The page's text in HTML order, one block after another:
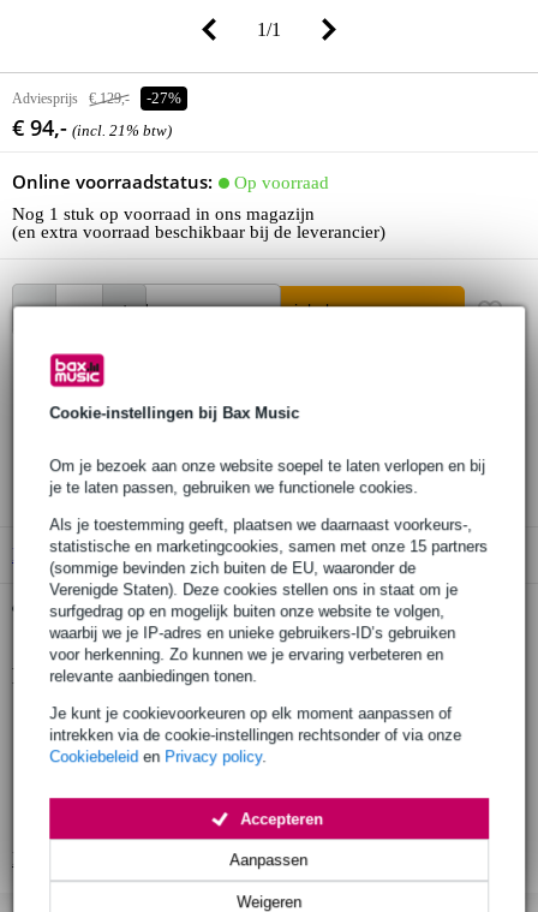
Cookie-instellingen bij Bax Music
Om je bezoek aan onze website soepel te laten verlopen en bij
je te laten passen, gebruiken we functionele cookies.
Als je toestemming geeft, plaatsen we daarnaast voorkeurs-,
statistische en marketingcookies, samen met onze 15 partners
(sommige bevinden zich buiten de EU, waaronder de
Verenigde Staten). Deze cookies stellen ons in staat om je
surfgedrag op en mogelijk buiten onze website te volgen,
waarbij we je IP-adres en unieke gebruikers-ID’s gebruiken
voor herkenning. Zo kunnen we je ervaring verbeteren en
relevante aanbiedingen tonen.
Je kunt je cookievoorkeuren op elk moment aanpassen of
intrekken via de cookie-instellingen rechtsonder of via onze
Cookiebeleid en Privacy policy.
Weigeren
Aanpassen
Accepteren
1/1
Adviesprijs € 129,- -27%
€ 94,- (incl. 21% btw)
Online voorraadstatus:
Op voorraad
Nog 1 stuk op voorraad in ons magazijn
(en extra voorraad beschikbaar bij de leverancier)
In winkelwagen
3 jaar Bax Music garantie
B-Stockvanaf € 71,00
Gratis ophalen in de winkel
Productinformatie
multifunctionele voetschakelaar voor de Blackstar ID: serie
gitaarversterkers
geschikt voor: ID:15TVP, ID:30TVP, ID:60TVP, ID:260TVP,
drie verschillende schakel-modes: Patch, Effects en Navigation
Bekijk alle productspecificaties